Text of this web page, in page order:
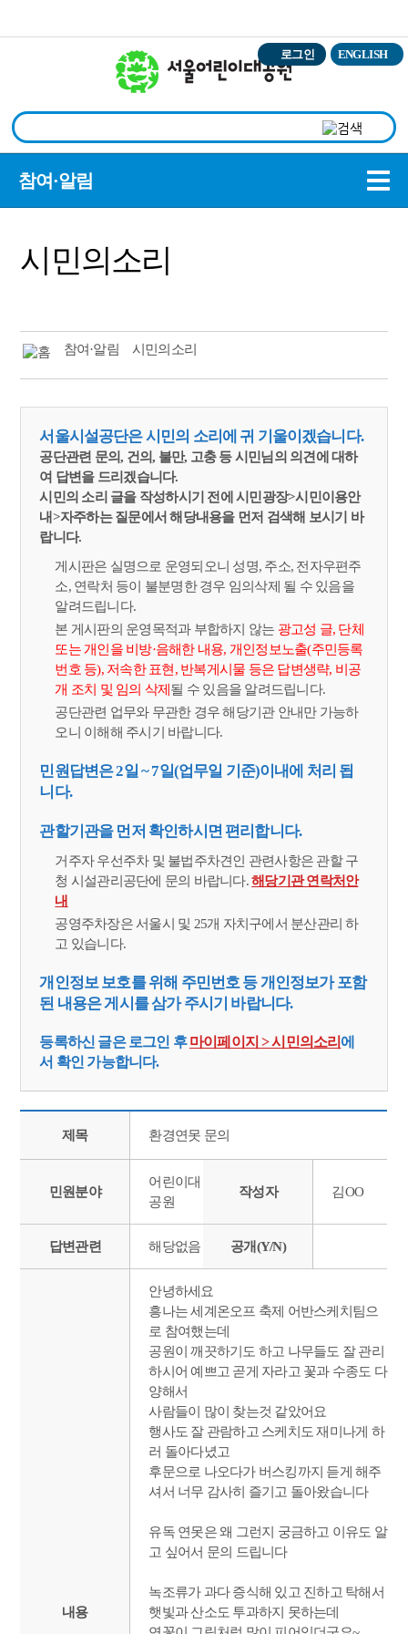
로그인 ENGLISH
참여·알림
시민의소리
참여·알림 시민의소리
서울시설공단은 시민의 소리에 귀 기울이겠습니다.
공단관련 문의, 건의, 불만, 고충 등 시민님의 의견에 대하
여 답변을 드리겠습니다.
시민의 소리 글을 작성하시기 전에 시민광장>시민이용안
내>자주하는 질문에서 해당내용을 먼저 검색해 보시기 바
랍니다.
게시판은 실명으로 운영되오니 성명, 주소, 전자우편주
소, 연락처 등이 불분명한 경우 임의삭제 될 수 있음을
알려드립니다.
본 게시판의 운영목적과 부합하지 않는 광고성 글, 단체
또는 개인을 비방·음해한 내용, 개인정보노출(주민등록
번호 등), 저속한 표현, 반복게시물 등은 답변생략, 비공
개 조치 및 임의 삭제 될 수 있음을 알려드립니다.
공단관련 업무와 무관한 경우 해당기관 안내만 가능하
오니 이해해 주시기 바랍니다.
민원답변은 2일 ~ 7일(업무일 기준)이내에 처리 됩
니다.
관할기관을 먼저 확인하시면 편리합니다.
거주자 우선주차 및 불법주차견인 관련사항은 관할 구
청 시설관리공단에 문의 바랍니다.해당기관 연락처안
내
공영주차장은 서울시 및 25개 자치구에서 분산관리 하
고 있습니다.
개인정보 보호를 위해 주민번호 등 개인정보가 포함
된 내용은 게시를 삼가 주시기 바랍니다.
등록하신 글은 로그인 후마이페이지 > 시민의소리에
서 확인 가능합니다.
제목 환경연못 문의
민원분야
어린이대
공원
작성자 김OO
답변관련 해당없음 공개(Y/N)
내용
안녕하세요
흥나는 세계온오프 축제 어반스케치팀으
로 참여했는데
공원이 깨끗하기도 하고 나무들도 잘 관리
하시어 예쁘고 곧게 자라고 꽃과 수종도 다
양해서
사람들이 많이 찾는것 같았어요
행사도 잘 관람하고 스케치도 재미나게 하
러 돌아다녔고
후문으로 나오다가 버스킹까지 듣게 해주
셔서 너무 감사히 즐기고 돌아왔습니다
유독 연못은 왜 그런지 궁금하고 이유도 알
고 싶어서 문의 드립니다
녹조류가 과다 증식해 있고 진하고 탁해서
햇빛과 산소도 투과하지 못하는데